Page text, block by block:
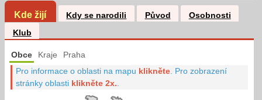
Kde žijí Kdy se narodili Původ
Osobnosti
Klub
Obce Kraje Praha
Pro informace o oblasti na mapu klikněte Pro zobrazení
stránky oblasti klikněte 2x.